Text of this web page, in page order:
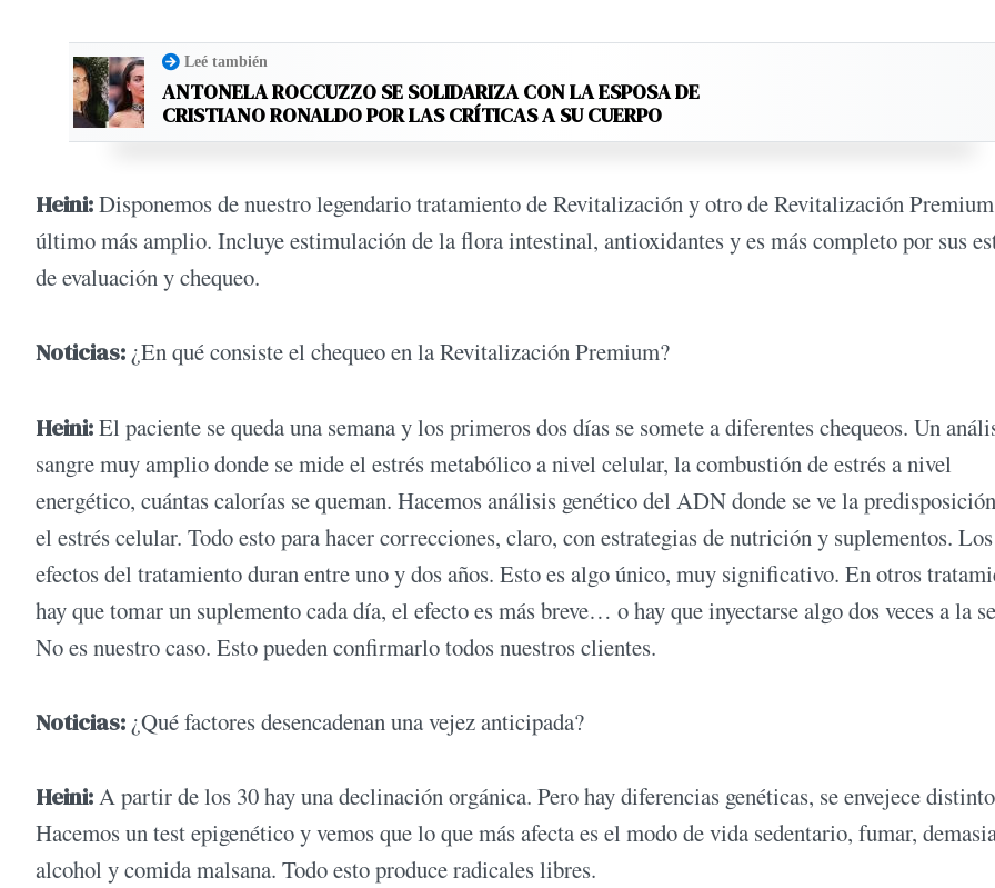
Leé también
ANTONELA ROCCUZZO SE SOLIDARIZA CON LA ESPOSA DE
CRISTIANO RONALDO POR LAS CRÍTICAS A SU CUERPO
Heini:Disponemos de nuestro legendario tratamiento de Revitalización y otro de Revitalización
último más amplio. Incluye estimulación de la flora intestinal, antioxidantes y es más completo por sus
de evaluación y chequeo.
Noticias: ¿En qué consiste el chequeo en la Revitalización Premium?
Heini:El paciente se queda una semana y los primeros dos días se somete a diferentes chequeos. Un
sangre muy amplio donde se mide el estrés metabólico a nivel celular, la combustión de estrés a nivel
energético, cuántas calorías se queman. Hacemos análisis genético del ADN donde se ve la
el estrés celular. Todo esto para hacer correcciones, claro, con estrategias de nutrición y suplementos. Los
efectos del tratamiento duran entre uno y dos años. Esto es algo único, muy significativo. En otros
hay que tomar un suplemento cada día, el efecto es más breve… o hay que inyectarse algo dos veces a la
No es nuestro caso. Esto pueden confirmarlo todos nuestros clientes.
Noticias: ¿Qué factores desencadenan una vejez anticipada?
Heini:A partir de los 30 hay una declinación orgánica. Pero hay diferencias genéticas, se envejece
Hacemos un test epigenético y vemos que lo que más afecta es el modo de vida sedentario, fumar,
alcohol y comida malsana. Todo esto produce radicales libres.